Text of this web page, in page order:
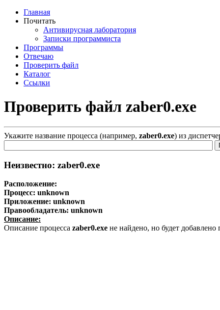
Главная
Почитать
Антивирусная лаборатория
Записки программиста
Программы
Отвечаю
Проверить файл
Каталог
Ссылки
Проверить файл zaber0.exe
Укажите название процесса (например, zaber0.exe) из
Неизвестно: zaber0.exe
Расположение:
Процесс: unknown
Приложение: unknown
Правообладатель: unknown
Описание:
Описание процесса zaber0.exe не найдено, но будет